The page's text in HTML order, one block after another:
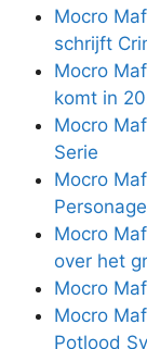
Mocro
schrijft
Mocro
komt in
Mocro
Serie
Mocro
Mocro
over het
Mocro
Mocro
Potlood